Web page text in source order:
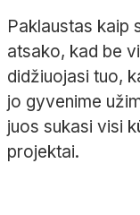
Paklaustas kaip
atsako, kad be
didžiuojasi tuo,
jo gyvenime
juos sukasi visi
projektai.